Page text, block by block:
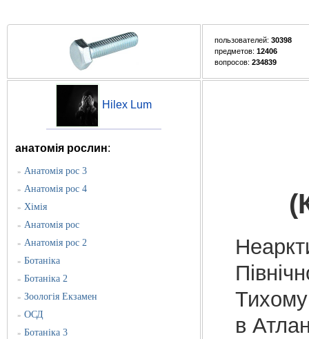
пользователей: 30398
предметов: 12406
вопросов: 234839
Hilex Lum
анатомія рослин:
» Анатомія рос 3
» Анатомія рос 4
» Хімія
» Анатомія рос
» Анатомія рос 2
» Ботаніка
» Ботаніка 2
» Зоологія Екзамен
» ОСД
» Ботаніка 3
в